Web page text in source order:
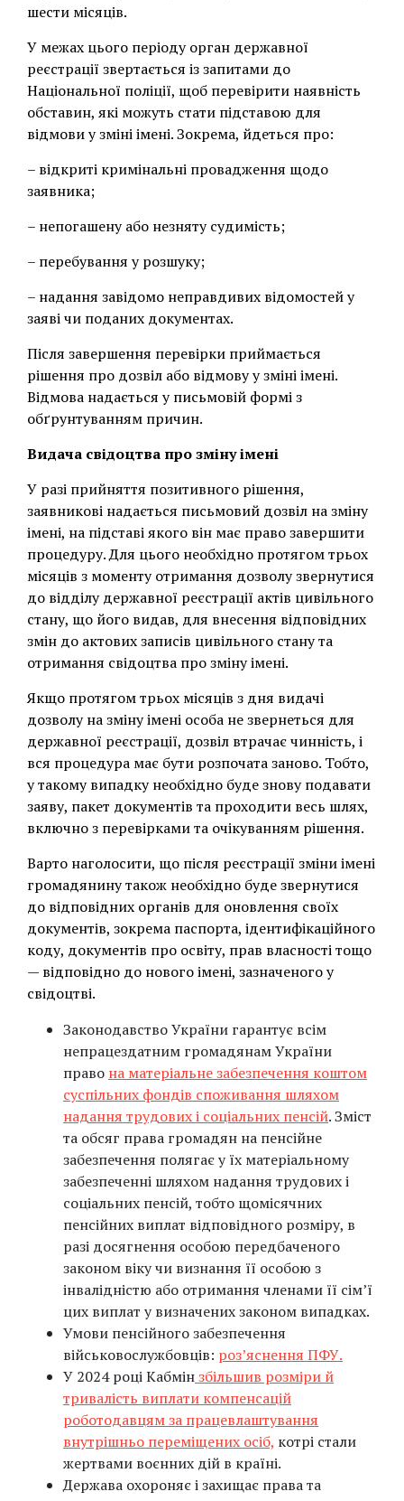
шести місяців.
У межах цього періоду орган державної
реєстрації звертається із запитами до
Національної поліції, щоб перевірити наявність
обставин, які можуть стати підставою для
відмови у зміні імені. Зокрема, йдеться про:
– відкриті кримінальні провадження щодо
заявника;
– непогашену або незняту судимість;
– перебування у розшуку;
– надання завідомо неправдивих відомостей у
заяві чи поданих документах.
Після завершення перевірки приймається
рішення про дозвіл або відмову у зміні імені.
Відмова надається у письмовій формі з
обґрунтуванням причин.
Видача свідоцтва про зміну імені
У разі прийняття позитивного рішення,
заявникові надається письмовий дозвіл на зміну
імені, на підставі якого він має право завершити
процедуру. Для цього необхідно протягом трьох
місяців з моменту отримання дозволу звернутися
до відділу державної реєстрації актів цивільного
стану, що його видав, для внесення відповідних
змін до актових записів цивільного стану та
отримання свідоцтва про зміну імені.
Якщо протягом трьох місяців з дня видачі
дозволу на зміну імені особа не звернеться для
державної реєстрації, дозвіл втрачає чинність, і
вся процедура має бути розпочата заново. Тобто,
у такому випадку необхідно буде знову подавати
заяву, пакет документів та проходити весь шлях,
включно з перевірками та очікуванням рішення.
Варто наголосити, що після реєстрації зміни імені
громадянину також необхідно буде звернутися
до відповідних органів для оновлення своїх
документів, зокрема паспорта, ідентифікаційного
коду, документів про освіту, прав власності тощо
— відповідно до нового імені, зазначеного у
свідоцтві.
Законодавство України гарантує всім
непрацездатним громадянам України
право на матеріальне забезпечення коштом
суспільних фондів споживання шляхом
надання трудових і соціальних пенсій. Зміст
та обсяг права громадян на пенсійне
забезпечення полягає у їх матеріальному
забезпеченні шляхом надання трудових і
соціальних пенсій, тобто щомісячних
пенсійних виплат відповідного розміру, в
разі досягнення особою передбаченого
законом віку чи визнання її особою з
інвалідністю або отримання членами її сім’ї
цих виплат у визначених законом випадках.
Умови пенсійного забезпечення
військовослужбовців: роз’яснення ПФУ.
У 2024 році Кабмінзбільшив розміри й
тривалість виплати компенсацій
роботодавцям за працевлаштування
внутрішньо переміщених осіб, котрі стали
жертвами воєнних дій в країні.
Держава охороняє і захищає права та